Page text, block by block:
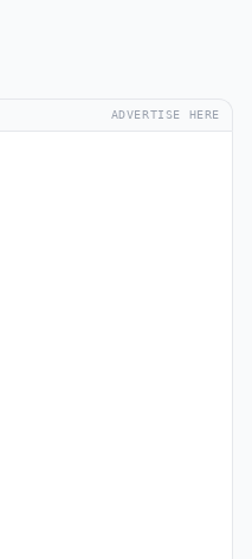
ADVERTISE HERE